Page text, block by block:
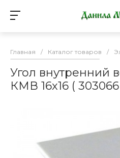
Главная / Каталог товаров /
Угол внутренний
КМВ 16х16 ( 303066